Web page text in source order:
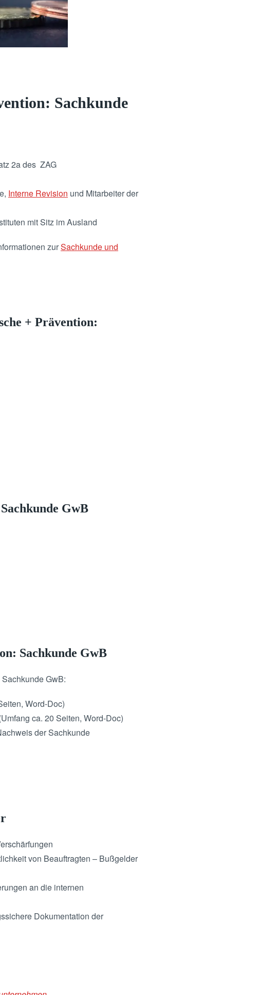
Sachkunde
2a des ZAG
Interne Revision und Mitarbeiter der
mit Sitz im Ausland
zurSachkunde und
+ Prävention:
GwB
Sachkunde GwB
GwB:
Word-Doc)
ca. 20 Seiten, Word-Doc)
der Sachkunde
von Beauftragten – Bußgelder
an die internen
Dokumentation der